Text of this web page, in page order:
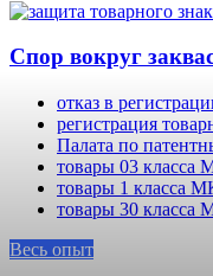
Спор вокруг
отказ в
регистрация
Палата по
товары 03 класса
товары 1 класса
товары 30 класса
Весь опыт